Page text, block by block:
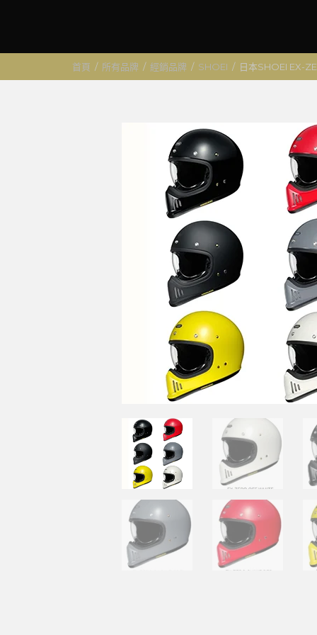
首頁 / 所有品牌 / 經銷品牌 / SHOEI / 日本SHOEI EX-